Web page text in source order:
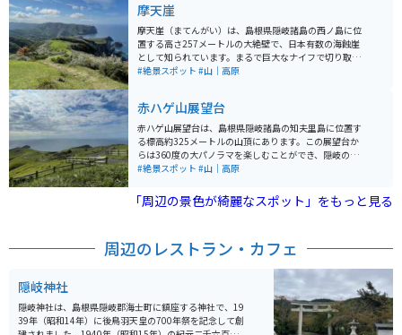
は風力発電所が点在しており、自然と共生する地域の姿
も見られます。アクセスも良く、展望所からは隠岐の豊
かな自然を満喫できるため、多くの観光客に人気のスポ
ットです。
摩天崖
摩天崖（まてんがい）は、島根県隠岐諸島の西ノ島に位
置する高さ257メートルの大絶壁で、日本有数の海蝕崖
として知られています。まるで巨大なナイフで切り取ら
れたような垂直な断崖は、壮大な日本海の景観とともに
散策やトレッキングを楽しむことができます。草原地帯
には放牧された牛や馬がのんびりと草を食む姿が見られ
ます。このエリアの遊歩道は「日本の遊歩百選」にも選
ばれており、海と自然の美しさを堪能できる観光スポッ
トです。
#絶景スポット #山｜高原
赤ハゲ山展望台
赤ハゲ山展望台は、島根県隠岐諸島の知夫里島に位置す
る標高約325メートルの山頂にあります。この展望台か
らは360度の大パノラマを楽しむことができ、隠岐の
島々や島根半島、さらに遠く鳥取県の大山まで見渡せる
色が美しく、晴れた日には日本海に広がる風景が一望で
きます。 展望台周辺には放牧された牛がのんびりと草を
#絶景スポット #山｜高原
「周辺の景色が綺麗なスポット」をもっと見る
周辺のレストラン・カフェ
隠岐神社
隠岐神社は、島根県隠岐郡海士町に鎮座する神社で、19
39年（昭和14年）に後鳥羽天皇の700年祭を記念して創